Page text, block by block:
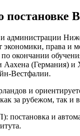
экономики,
(Германия)
Вестфалии.
и
за рубежом, так и
и